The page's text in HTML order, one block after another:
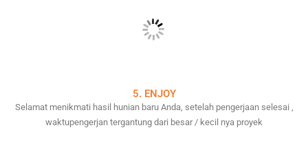
5. ENJOY
Selamat menikmati hasil hunian baru Anda, setelah pengerjaan selesai ,
waktupengerjan tergantung dari besar / kecil nya proyek